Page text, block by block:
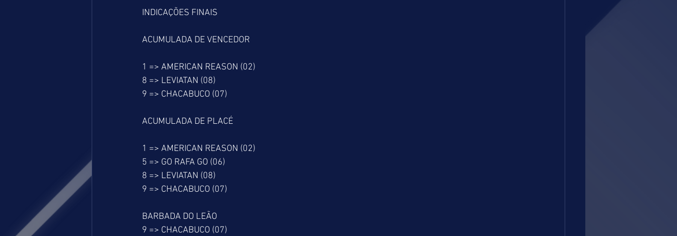
INDICAÇÕES FINAIS
ACUMULADA DE VENCEDOR
1 => AMERICAN REASON (02)
8 => LEVIATAN (08)
9 => CHACABUCO (07)
ACUMULADA DE PLACÉ
1 => AMERICAN REASON (02)
5 => GO RAFA GO (06)
8 => LEVIATAN (08)
9 => CHACABUCO (07)
BARBADA DO LEÃO
9 => CHACABUCO (07)